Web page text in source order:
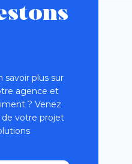
savoir plus sur
agence et
? Venez
de votre projet